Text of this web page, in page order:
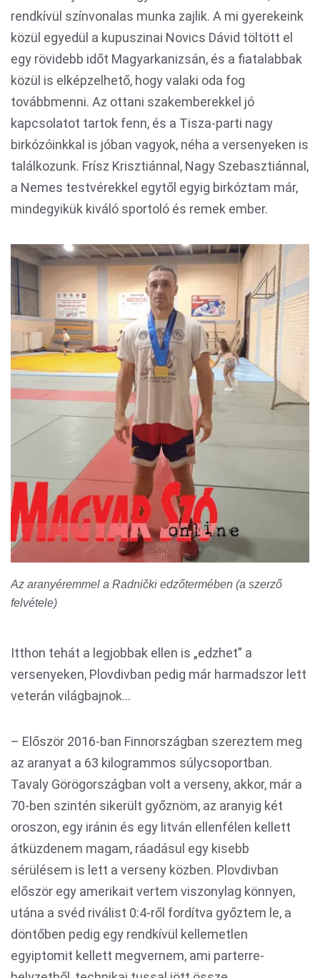
rendkívül színvonalas munka zajlik. A mi gyerekeink
közül egyedül a kupuszinai Novics Dávid töltött el
egy rövidebb időt Magyarkanizsán, és a fiatalabbak
közül is elképzelhető, hogy valaki oda fog
továbbmenni. Az ottani szakemberekkel jó
kapcsolatot tartok fenn, és a Tisza-parti nagy
birkózóinkkal is jóban vagyok, néha a versenyeken is
találkozunk. Frísz Krisztiánnal, Nagy Szebasztiánnal,
a Nemes testvérekkel egytől egyig birkóztam már,
mindegyikük kiváló sportoló és remek ember.
Az aranyéremmel a Radnički edzőtermében (a szerző
felvétele)
Itthon tehát a legjobbak ellen is „edzhet” a
versenyeken, Plovdivban pedig már harmadszor lett
veterán világbajnok…
– Először 2016-ban Finnországban szereztem meg
az aranyat a 63 kilogrammos súlycsoportban.
Tavaly Görögországban volt a verseny, akkor, már a
70-ben szintén sikerült győznöm, az aranyig két
oroszon, egy iránin és egy litván ellenfélen kellett
átküzdenem magam, ráadásul egy kisebb
sérülésem is lett a verseny közben. Plovdivban
először egy amerikait vertem viszonylag könnyen,
utána a svéd riválist 0:4-ről fordítva győztem le, a
döntőben pedig egy rendkívül kellemetlen
egyiptomit kellett megvernem, ami parterre-